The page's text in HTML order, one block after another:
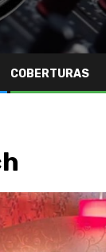
COBERTURAS